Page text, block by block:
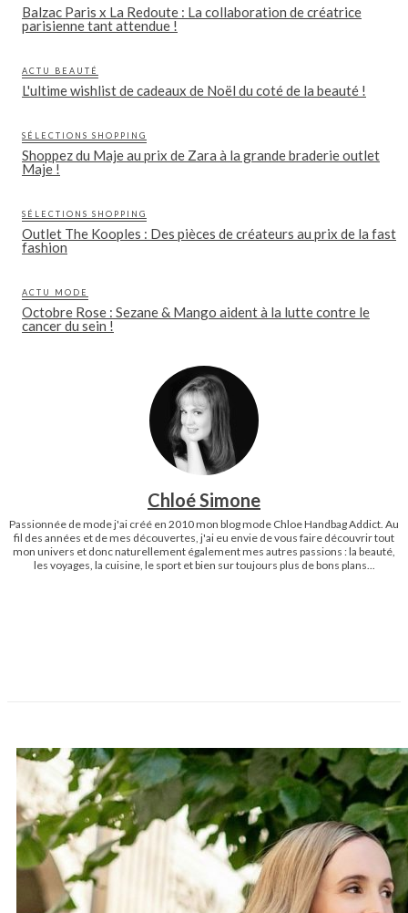
Balzac Paris x La Redoute : La collaboration de créatrice
parisienne tant attendue !
ACTU BEAUTÉ
L'ultime wishlist de cadeaux de Noël du coté de la beauté !
SÉLECTIONS SHOPPING
Shoppez du Maje au prix de Zara à la grande braderie outlet
Maje !
SÉLECTIONS SHOPPING
Outlet The Kooples : Des pièces de créateurs au prix de la fast
fashion
ACTU MODE
Octobre Rose : Sezane & Mango aident à la lutte contre le
cancer du sein !
Chloé Simone
Passionnée de mode j'ai créé en 2010 mon blog mode Chloe Handbag Addict. Au
fil des années et de mes découvertes, j'ai eu envie de vous faire découvrir tout
mon univers et donc naturellement également mes autres passions : la beauté,
les voyages, la cuisine, le sport et bien sur toujours plus de bons plans...